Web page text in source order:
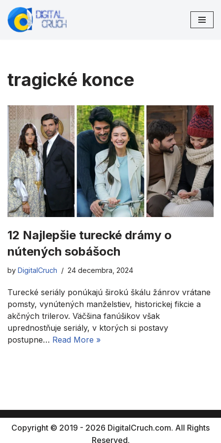
Preskočiť
tragické konce
12 Najlepšie turecké drámy o
nútených sobášoch
by DigitalCruch 24 decembra, 2024
Turecké seriály ponúkajú širokú škálu žánrov vrátane
pomsty, vynútených manželstiev, historickej fikcie a
akčných trilerov. Väčšina fanúšikov však
uprednostňuje seriály, v ktorých si postavy
postupne… Read More »
Copyright © 2019 - 2026 DigitalCruch.com. All Rights
Reserved.